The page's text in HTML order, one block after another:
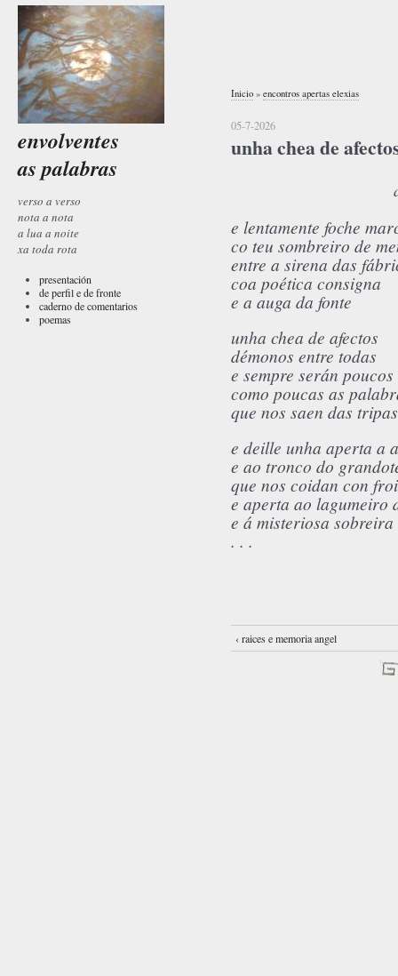
envolventes
as palabras
verso a verso
nota a nota
a lua a noite
xa toda rota
presentación
de perfil e de fronte
caderno de comentarios
poemas
Inicio » encontros apertas elexias
05-7-2026
unha chea de
e lentamente foche
co teu sombreiro de
entre a sirena das
coa poética consigna
e a auga da fonte
unha chea de afectos
démonos entre todas
e sempre serán poucos
como poucas as
que nos saen das tripas
e deille unha aperta a
e ao tronco do
que nos coidan con
e aperta ao lagumeiro
e á misteriosa
. . .
‹ raices e memoria angel